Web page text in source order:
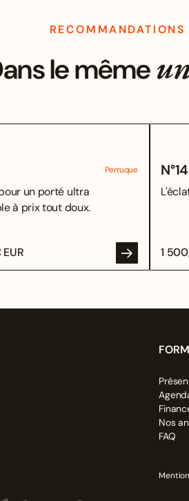
RECOMMANDATIONS
le même
Perruque
un porté ultra
à prix tout doux.
N°
1
Nos
FAQ